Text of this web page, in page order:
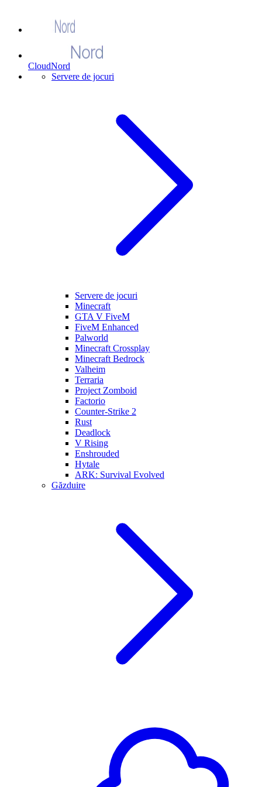
CloudNord
Servere de jocuri
Servere de jocuri
Minecraft
GTA V FiveM
FiveM Enhanced
Palworld
Minecraft Crossplay
Minecraft Bedrock
Valheim
Terraria
Project Zomboid
Factorio
Counter-Strike 2
Rust
Deadlock
V Rising
Enshrouded
Hytale
ARK: Survival Evolved
Găzduire